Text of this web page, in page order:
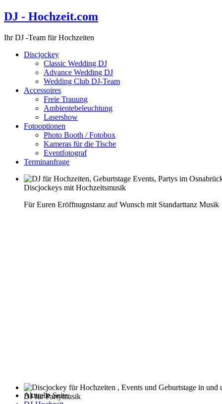
DJ - Hochzeit.com
Ihr DJ -Team für Hochzeiten
Discjockey
Classic Wedding DJ
Advance Wedding DJ
Wedding Club DJ-Team
Accessoires
Freie Trauung
Ambientebeleuchtung
Lasershow
Fotooptionen
Photo Booth / Fotobox
Kameras für die Tische
Eventfotograf
Terminanfrage
Discjockeys mit Hochzeitsmusik
Für Euren Eröffnugnstanz auf Wunsch mit Standarttanz Musik
DJ für Partymusik
Aktuelle Seite: